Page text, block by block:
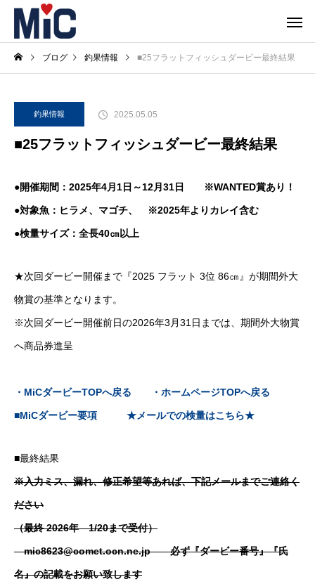
ブログ 釣果情報 ■25フラットフィッシュダービー最終結果
釣果情報 2025.05.05
■25フラットフィッシュダービー最終結果
●開催期間：2025年4月1日～12月31日 ※WANTED賞あり！
●対象魚：ヒラメ、マゴチ、 ※2025年よりカレイ含む
●検量サイズ：全長40㎝以上
★次回ダービー開催まで『2025 フラット 3位 86㎝』が期間外大
物賞の基準となります。
※次回ダービー開催前日の2026年3月31日までは、期間外大物賞
へ商品券進呈
・MiCダービーTOPへ戻る ・ホームページTOPへ戻る
■MiCダービー要項 ★メールでの検量はこちら★
■最終結果
※入力ミス、漏れ、修正希望等あれば、下記メールまでご連絡く
ださい
（最終 2026年 1/20まで受付）
mic8623@comet.ocn.ne.jp 必ず『ダービー番号』『氏
名』の記載をお願い致します